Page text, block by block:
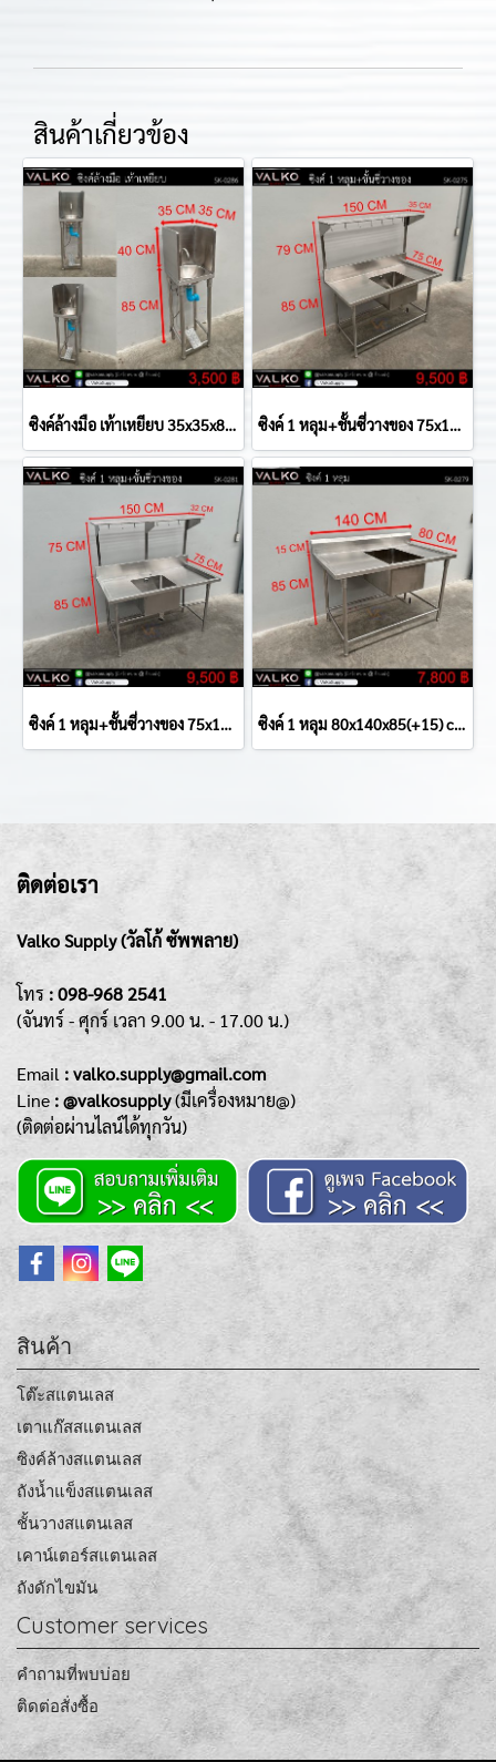
สินค้าเกี่ยวข้อง
ซิงค์ล้างมือ เท้าเหยียบ 35x35x85(+40) cm. ซิงค์ 1 หลุม+ชั้นซี่วางของ 75x150x85(+79) cm.
ซิงค์ 1 หลุม+ชั้นซี่วางของ 75x150x85(+75) cm. ซิงค์ 1 หลุม 80x140x85(+15) cm.
ติดต่อเรา
Valko Supply (วัลโก้ ซัพพลาย)
โทร :098-968 2541
(จันทร์ - ศุกร์เวลา 9.00 น. - 17.00 น.)
Email : valko.supply@gmail.com
Line : @valkosupply(มีเครื่องหมาย@)
(ติดต่อผ่านไลน์ได้ทุกวัน)
สินค้า
โต๊ะสแตนเลส
เตาแก๊สสแตนเลส
ซิงค์ล้างสแตนเลส
ถังน้ำแข็งสแตนเลส
ชั้นวางสแตนเลส
เคาน์เตอร์สแตนเลส
ถังดักไขมัน
Customer services
คำถามที่พบบ่อย
ติดต่อสั่งซื้อ